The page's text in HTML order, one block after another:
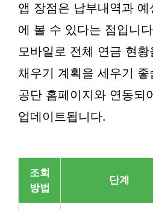
앱 장점은 납부내역과
에 볼 수 있다는 점입니
모바일로 전체 연금 현
채우기 계획을 세우기 좋
공단 홈페이지와 연동되
업데이트됩니다.
조회
방법
단계